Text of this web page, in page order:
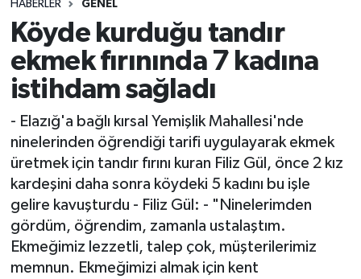
HABERLER GENEL
Köyde kurduğu tandır
ekmek fırınında 7 kadına
istihdam sağladı
- Elazığ'a bağlı kırsal Yemişlik Mahallesi'nde
ninelerinden öğrendiği tarifi uygulayarak ekmek
üretmek için tandır fırını kuran Filiz Gül, önce 2 kız
kardeşini daha sonra köydeki 5 kadını bu işle
gelire kavuşturdu - Filiz Gül: - "Ninelerimden
gördüm, öğrendim, zamanla ustalaştım.
Ekmeğimiz lezzetli, talep çok, müşterilerimiz
memnun. Ekmeğimizi almak için kent
Eğitim
Ekonomi
Gündem
Kadın
Kültür & Sanat
Magazin
Politika
Malatya Namaz Vakitleri
Malatya Trafik Yoğunluk Haritası
TFF 3.Lig 2.Grup Puan Durumu ve Fikstür
Tüm Manşetler
Son Dakika Haberleri
Haber Arşivi